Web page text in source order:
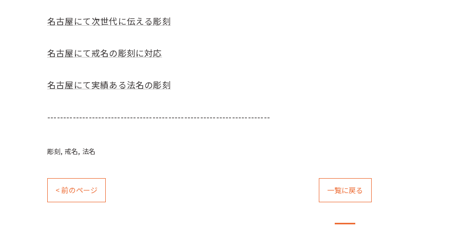
名古屋にて次世代に伝える彫刻
名古屋にて戒名の彫刻に対応
名古屋にて実績ある法名の彫刻
----------------------------------------------------------------------
彫刻 戒名 法名
< 前のページ 一覧に戻る